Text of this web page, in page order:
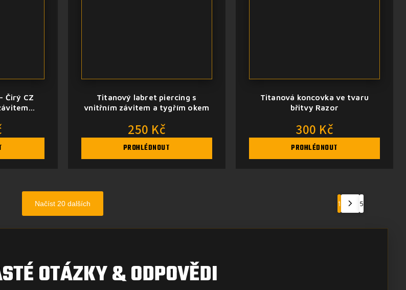
Čirý CZ
Titanový labret piercing s
vnitřním závitem a tygřím okem
250 Kč
PROHLÉDNOUT
Titanová koncovka ve tvaru
břitvy Razor
300 Kč
PROHLÉDNOUT
Načíst 20 dalších 1 5
OTÁZKY & ODPOVĚDI